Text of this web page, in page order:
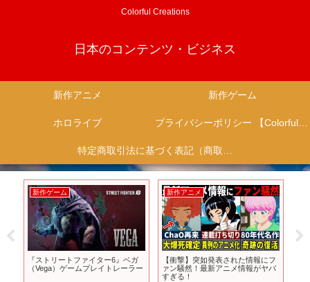
Colorful Creations
日本のコンテンツ・ビジネス
新作アニメ 新作ゲーム
ホロライブ プライバシーポリシー 【Colorful Creation】
特定商取引法に基づく表記（商取引に関する開示）
新作ゲーム
『ストリートファイター6』ベガ
（Vega）ゲームプレイトレーラー
新作アニメ
【衝撃】突如発表された情報にフ
ァン騒然！最新アニメ情報がヤバ
すぎる！